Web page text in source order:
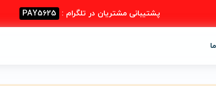
پشتیبانی مشتریان در تلگرام : PAY5625